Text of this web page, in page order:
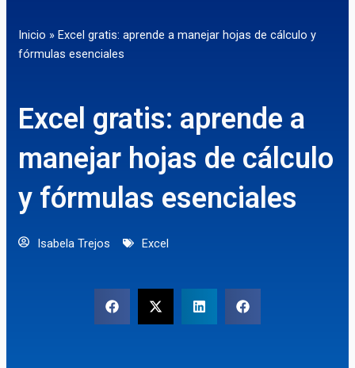
Inicio » Excel gratis: aprende a manejar hojas de cálculo y
fórmulas esenciales
Excel gratis: aprende a
manejar hojas de cálculo
y fórmulas esenciales
Isabela Trejos Excel